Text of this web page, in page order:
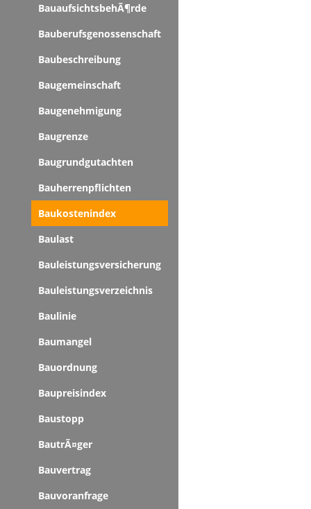
BauaufsichtsbehÃ¶rde
Bauberufsgenossenschaft
Baubeschreibung
Baugemeinschaft
Baugenehmigung
Baugrenze
Baugrundgutachten
Bauherrenpflichten
Baukostenindex
Baulast
Bauleistungsversicherung
Bauleistungsverzeichnis
Baulinie
Baumangel
Bauordnung
Baupreisindex
Baustopp
BautrÃ¤ger
Bauvertrag
Bauvoranfrage